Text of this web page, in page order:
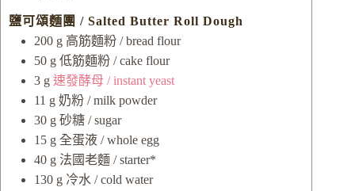
鹽可頌麵團 / Salted Butter Roll Dough
200 g 高筋麵粉 / bread flour
50 g 低筋麵粉 / cake flour
3 g 速發酵母 / instant yeast
11 g 奶粉 / milk powder
30 g 砂糖 / sugar
15 g 全蛋液 / whole egg
40 g 法國老麵 / starter*
130 g 冷水 / cold water